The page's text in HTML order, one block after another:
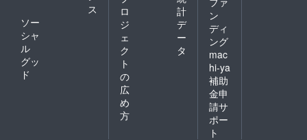
ス
ソー
シャ
ル
グッ
ド
ロ
ジ
ェ
ク
ト
の
広
め
方
計
デ
ー
タ
ン
ディ
ング
mac
hi-ya
補助
金申
請サ
ポー
ト